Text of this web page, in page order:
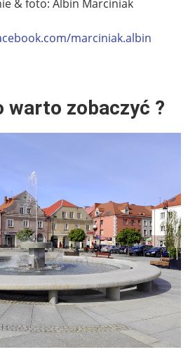
& foto: Albin Marciniak
marciniak.albin
warto zobaczyć ?